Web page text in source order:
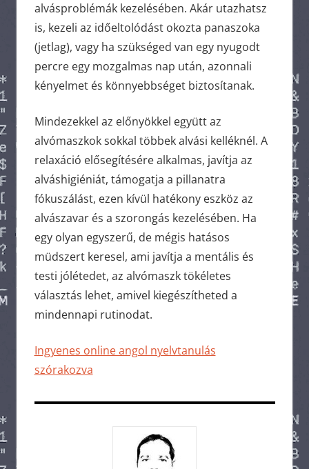
alvásproblémák kezelésében. Akár utazhatsz
is, kezeli az időeltolódást okozta panaszoka
(jetlag), vagy ha szükséged van egy nyugodt
percre egy mozgalmas nap után, azonnali
kényelmet és könnyebbséget biztosítanak.
Mindezekkel az előnyökkel együtt az
alvómaszkok sokkal többek alvási kelléknél. A
relaxáció elősegítésére alkalmas, javítja az
alváshigiéniát, támogatja a pillanatra
fókuszálást, ezen kívül hatékony eszköz az
alvászavar és a szorongás kezelésében. Ha
egy olyan egyszerű, de mégis hatásos
müdszert keresel, ami javítja a mentális és
testi jólétedet, az alvómaszk tökéletes
választás lehet, amivel kiegészítheted a
mindennapi rutinodat.
Ingyenes online angol nyelvtanulás
szórakozva